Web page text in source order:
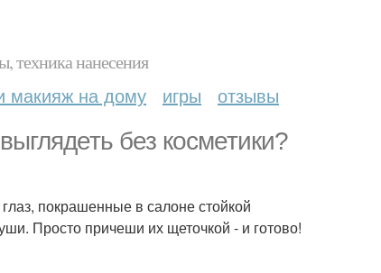
техника нанесения
макияж на дому игры отзывы
без косметики?
покрашенные в салоне стойкой
Просто причеши их щеточкой - и готово!